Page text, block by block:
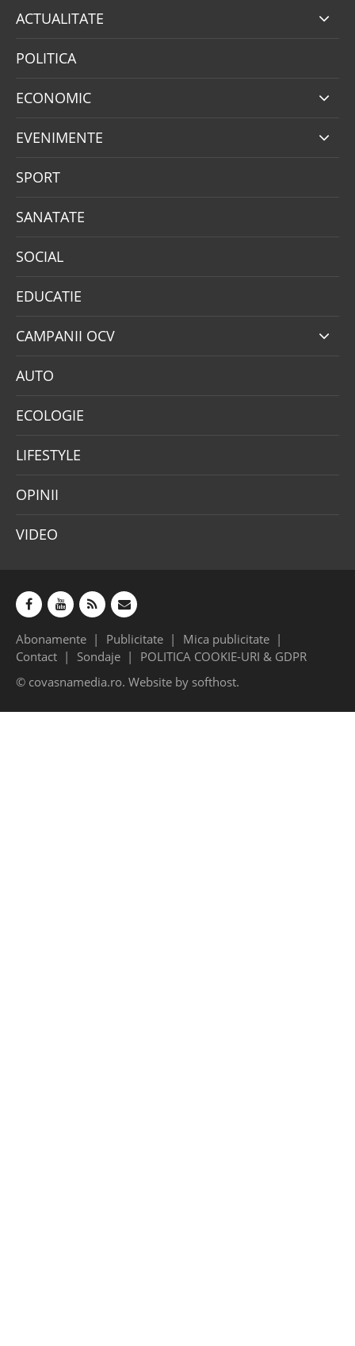
ACTUALITATE
POLITICA
ECONOMIC
EVENIMENTE
SPORT
SANATATE
SOCIAL
EDUCATIE
CAMPANII OCV
AUTO
ECOLOGIE
LIFESTYLE
OPINII
VIDEO
Abonamente Publicitate
Mica publicitate
Contact
Sondaje
POLITICA COOKIE-URI & GDPR
© covasnamedia.ro. Website by softhost.